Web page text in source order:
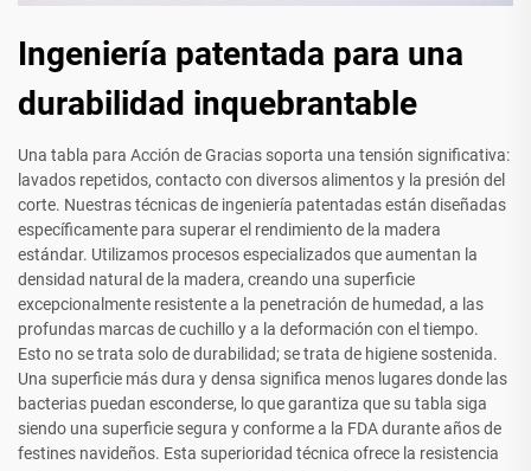
Ingeniería patentada para una
durabilidad inquebrantable
Una tabla para Acción de Gracias soporta una tensión significativa:
lavados repetidos, contacto con diversos alimentos y la presión del
corte. Nuestras técnicas de ingeniería patentadas están diseñadas
específicamente para superar el rendimiento de la madera
estándar. Utilizamos procesos especializados que aumentan la
densidad natural de la madera, creando una superficie
excepcionalmente resistente a la penetración de humedad, a las
profundas marcas de cuchillo y a la deformación con el tiempo.
Esto no se trata solo de durabilidad; se trata de higiene sostenida.
Una superficie más dura y densa significa menos lugares donde las
bacterias puedan esconderse, lo que garantiza que su tabla siga
siendo una superficie segura y conforme a la FDA durante años de
festines navideños. Esta superioridad técnica ofrece la resistencia